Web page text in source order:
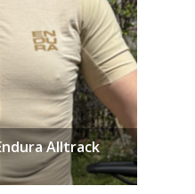
Alltrack